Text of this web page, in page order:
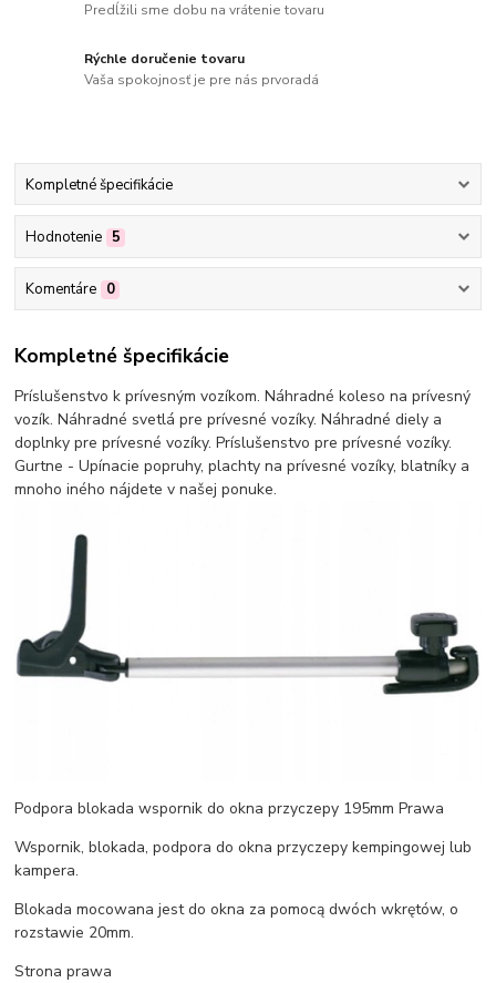
Predĺžili sme dobu na vrátenie tovaru
Rýchle doručenie tovaru
Vaša spokojnosť je pre nás prvoradá
Kompletné špecifikácie
Hodnotenie 5
Komentáre 0
Kompletné špecifikácie
Príslušenstvo k prívesným vozíkom. Náhradné koleso na prívesný
vozík. Náhradné svetlá pre prívesné vozíky. Náhradné diely a
doplnky pre prívesné vozíky. Príslušenstvo pre prívesné vozíky.
Gurtne - Upínacie popruhy, plachty na prívesné vozíky, blatníky a
mnoho iného nájdete v našej ponuke.
Podpora blokada wspornik do okna przyczepy 195mm Prawa
Wspornik, blokada, podpora do okna przyczepy kempingowej lub
kampera.
Blokada mocowana jest do okna za pomocą dwóch wkrętów, o
rozstawie 20mm.
Strona prawa